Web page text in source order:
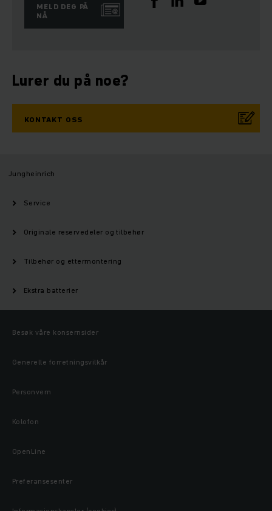
MELD DEG PÅ
NÅ
Lurer du på noe?
KONTAKT OSS
Jungheinrich
Service
Originale reservedeler og tilbehør
Tilbehør og ettermontering
Ekstra batterier
Besøk våre konsernsider
Generelle forretningsvilkår
Personvern
Kolofon
OpenLine
Preferansesenter